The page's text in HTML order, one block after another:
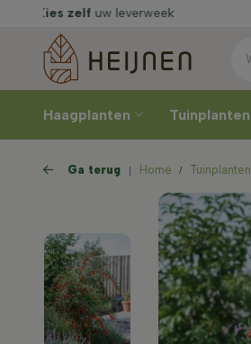
Rechtstreeksvan de kweker
Haagplanten Tuinplanten
Ga terug Home Tuinplanten